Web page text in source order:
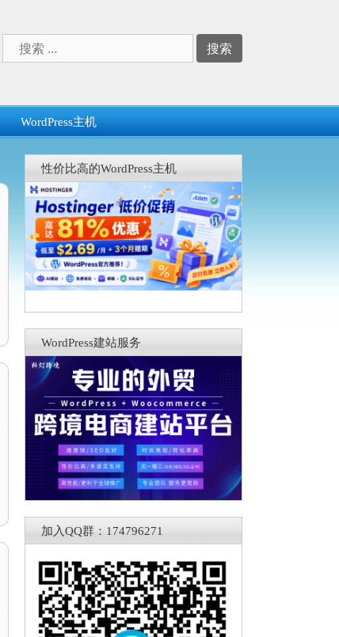
索：
WordPress主机
性价比高的WordPress主机
WordPress建站服务
加入QQ群：174796271